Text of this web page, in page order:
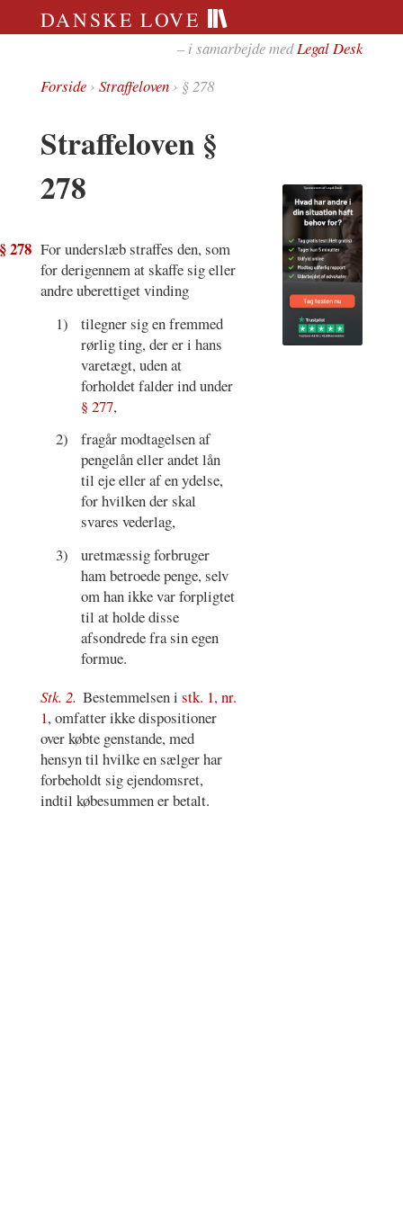
DANSKE LOVE
– i samarbejde medLegal Desk
Forside› Straffeloven› § 278
Straffeloven §
278
278 For underslæb straffes den, som
for derigennem at skaffe sig eller
andre uberettiget vinding
1)
tilegner sig en fremmed
rørlig ting, der er i hans
varetægt, uden at
forholdet falder ind under
§ 277,
2)
fragår modtagelsen af
pengelån eller andet lån
til eje eller af en ydelse,
for hvilken der skal
svares vederlag,
3)
uretmæssig forbruger
ham betroede penge, selv
om han ikke var forpligtet
til at holde disse
afsondrede fra sin egen
formue.
Stk. 2. Bestemmelsen istk. 1, nr.
1, omfatter ikke dispositioner
over købte genstande, med
hensyn til hvilke en sælger har
forbeholdt sig ejendomsret,
indtil købesummen er betalt.